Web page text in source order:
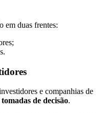
em duas frentes:
e companhias de
de decisão.